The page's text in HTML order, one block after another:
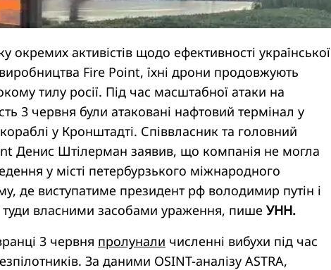
окремих активістів щодо ефективності української
Fire Point, їхні дрони продовжують
тилу росії. Під час масштабної атаки на
3 червня були атаковані нафтовий термінал у
у Кронштадті. Співвласник та головний
Денис Штілерман заявив, що компанія не могла
у місті петербурзького міжнародного
де виступатиме президент рф володимир путін і
туди власними засобами ураження, пише УНН.
3 червня пролунали численні вибухи під час
За даними OSINT-аналізу ASTRA,